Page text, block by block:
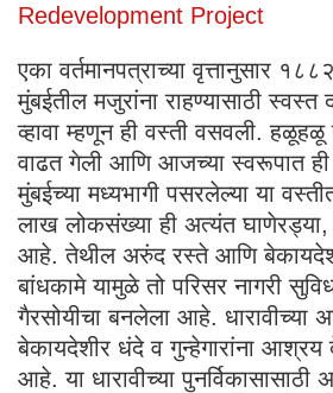
Redevelopment Project
एका वर्तमानपत्राच्या वृत्तानुसार
मुंबईतील मजुरांना राहण्यासाठी स्वस्त
व्हावा म्हणून ही वस्ती वसवली.
वाढत गेली आणि आजच्या स्वरूपात
मुंबईच्या मध्यभागी पसरलेल्या या
लाख लोकसंख्या ही अत्यंत
आहे. तेथील अरुंद रस्ते आणि
बांधकामे यामुळे तो परिसर नागरी
गैरसोयीचा बनलेला आहे.
बेकायदेशीर धंदे व गुन्हेगारांना आश्रय
आहे. या धारावीच्या